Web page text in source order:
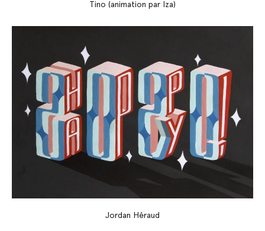
Tino (animation par Iza)
Jordan Héraud